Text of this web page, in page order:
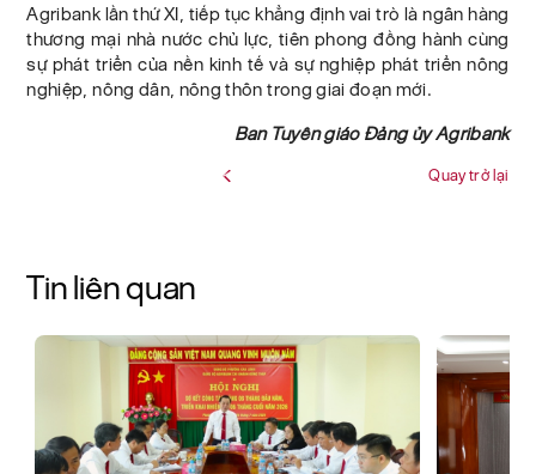
Agribank lần thứ XI, tiếp tục khẳng định vai trò là ngân hàng
thương mại nhà nước chủ lực, tiên phong đồng hành cùng
sự phát triển của nền kinh tế và sự nghiệp phát triển nông
nghiệp, nông dân, nông thôn trong giai đoạn mới.
Ban Tuyên giáo Đảng ủy Agribank
Quay trở lại
Tin liên quan